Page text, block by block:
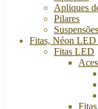
Apliques
Pilares
Suspensões
Fitas, Néon LED
Fitas LED